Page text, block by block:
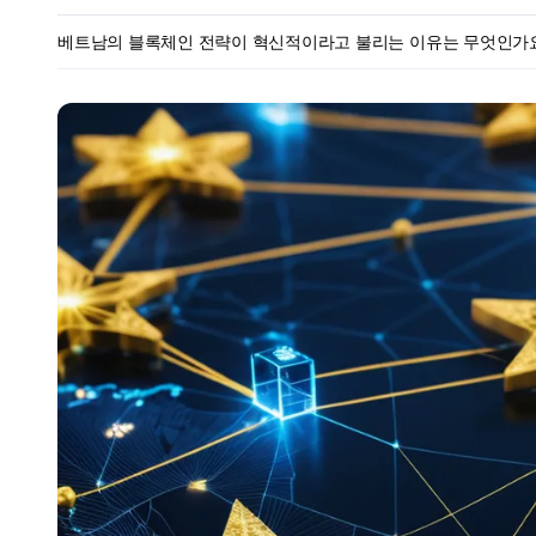
베트남의 블록체인 전략이 혁신적이라고 불리는 이유는 무엇인가